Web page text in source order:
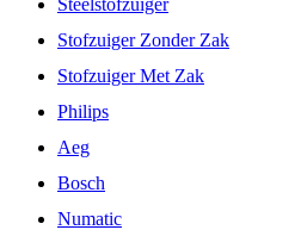
Steelstofzuiger
Stofzuiger Zonder Zak
Stofzuiger Met Zak
Philips
Aeg
Bosch
Numatic